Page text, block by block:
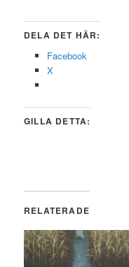
DELA DET HÄR:
Facebook
X
GILLA DETTA:
RELATERADE